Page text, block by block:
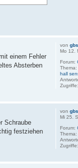
von
Mo 12.
Forum:
hall
einem Fehler
Absterben
von
Mi 25.
Forum:
Schraube
festziehen